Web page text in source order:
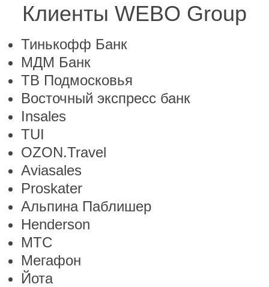
Клиенты WEBO Group
Тинькофф Банк
МДМ Банк
ТВ Подмосковья
Восточный экспресс банк
Insales
TUI
OZON.Travel
Aviasales
Proskater
Альпина Паблишер
Henderson
МТС
Мегафон
Йота